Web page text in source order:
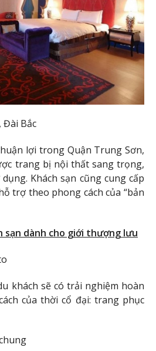
Đài Bắc
lợi trong Quận Trung Sơn,
trang bị nội thất sang trọng,
Khách sạn cũng cung cấp
trợ theo phong cách của “bản
sạn dành cho giới thượng lưu
khách sẽ có trải nghiệm hoàn
của thời cổ đại: trang phục